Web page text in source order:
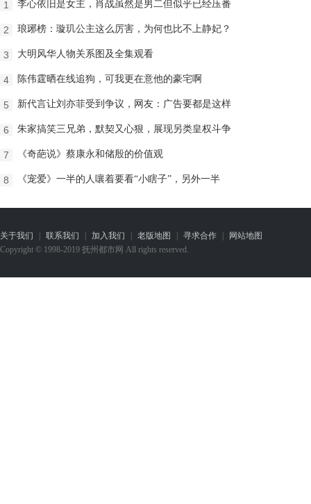
1 李心依旧是女主，肖战虽然是男二但似乎已经压番
2 琅琊榜：璇玑公主这么厉害，为何也比不上静妃？
3 大明风华人物关系图及全集观看
4 陈伟霆晒在线追狗，可我更在意他的豪宅啊
5 新代言让刘亦菲受到争议，网友：广告要都是这样
6 朱家搞笑三兄弟，默契又心狠，展现另类皇权斗争
7 《奇葩说》蔡康永和储殷的价值观
8 《宠爱》一半的人嚷着要看“小瞎子”，另外一半
关于我们 | 联系我们 | 加入我们 | 老版地图 | 寻求合作 |
网站地图
Copyright © 1998-2019 抚州都市网 All rights reserved.